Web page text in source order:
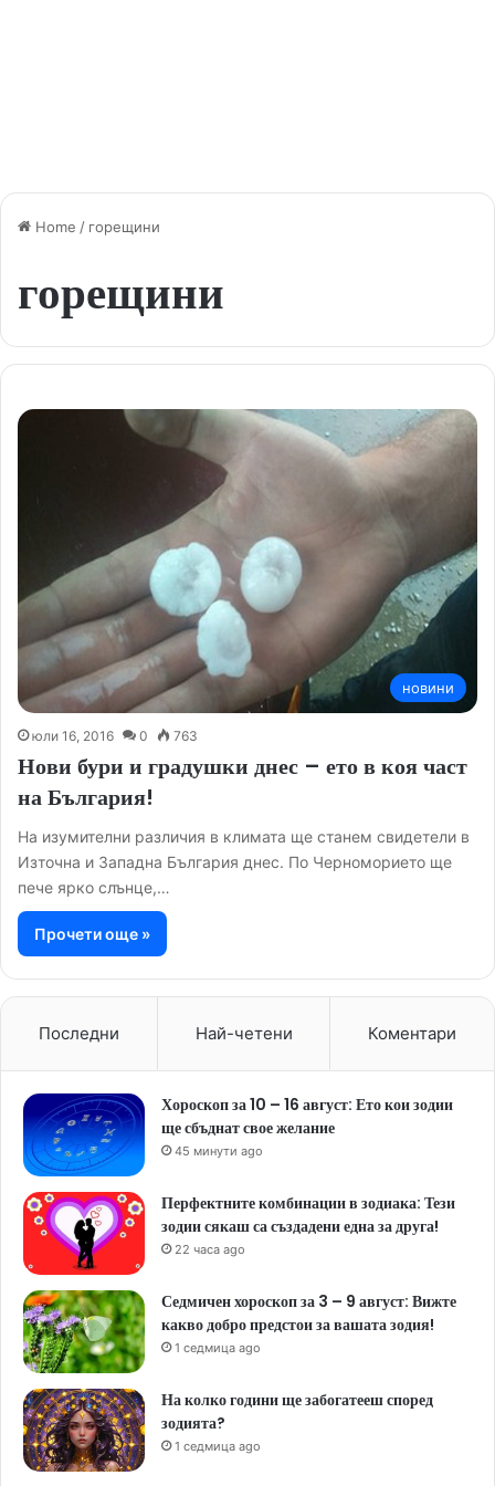
Home / горещини
горещини
новини
юли 16, 2016 0 763
Нови бури и градушки днес – ето в коя част
на България!
На изумителни различия в климата ще станем свидетели в
Източна и Западна България днес. По Черноморието ще
пече ярко слънце,…
Прочети още »
Последни Най-четени Коментари
Хороскоп за 10 – 16 август: Ето кои зодии
ще сбъднат свое желание
45 минути ago
Перфектните комбинации в зодиака: Тези
зодии сякаш са създадени една за друга!
22 часа ago
Седмичен хороскоп за 3 – 9 август: Вижте
какво добро предстои за вашата зодия!
1 седмица ago
На колко години ще забогатееш според
зодията?
1 седмица ago